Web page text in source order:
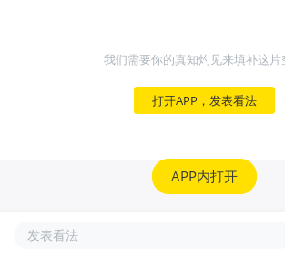
我们需要你的真知灼见来填补这片
打开APP，发表看法
APP内打开
发表看法